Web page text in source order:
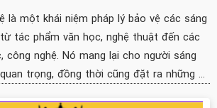
là một khái niệm pháp lý bảo vệ các sáng
tác phẩm văn học, nghệ thuật đến các
công nghệ. Nó mang lại cho người sáng
trọng, đồng thời cũng đặt ra những ...